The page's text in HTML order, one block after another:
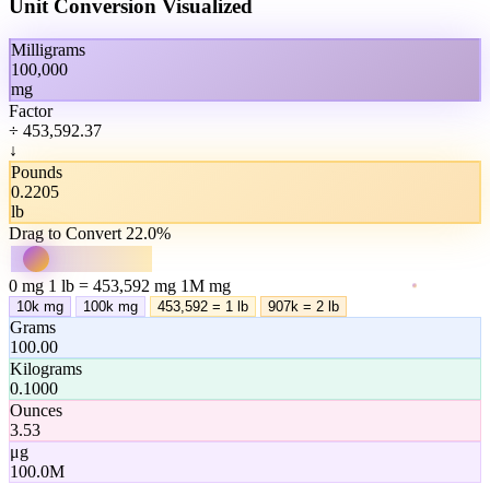
Unit Conversion Visualized
Milligrams
100,000
mg
Factor
÷ 453,592.37
↓
Pounds
0.2205
lb
Drag to Convert 22.0%
0 mg 1 lb = 453,592 mg 1M mg
10k mg 100k mg 453,592 = 1 lb 907k = 2 lb
Grams
100.00
Kilograms
0.1000
Ounces
3.53
μg
100.0M